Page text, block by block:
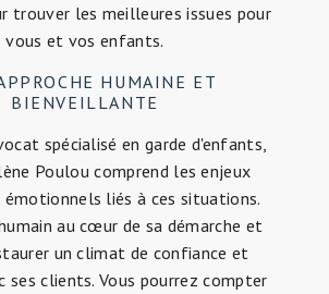
trouver les meilleures issues pour
vous et vos enfants.
HUMAINE ET
BIENVEILLANTE
spécialisé en garde d'enfants,
Poulou comprend les enjeux
liés à ces situations.
au cœur de sa démarche et
un climat de confiance et
ses clients. Vous pourrez compter